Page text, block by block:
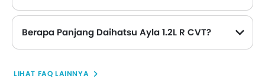
Berapa Panjang Daihatsu Ayla 1.2L R CVT?
LIHAT FAQ LAINNYA